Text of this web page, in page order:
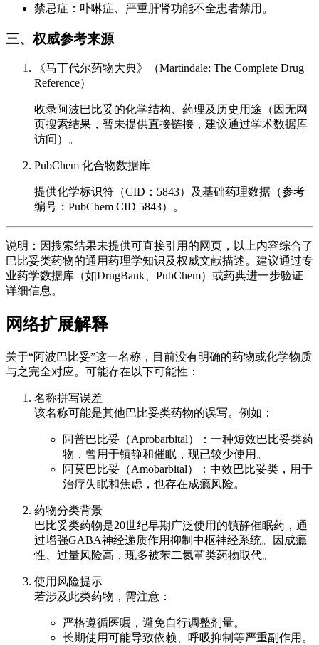
禁忌症：卟啉症、严重肝肾功能不全患者禁用。
三、权威参考来源
《马丁代尔药物大典》（Martindale: The Complete Drug
Reference）
收录阿波巴比妥的化学结构、药理及历史用途（因无网
页搜索结果，暂未提供直接链接，建议通过学术数据库
访问）。
PubChem 化合物数据库
提供化学标识符（CID：5843）及基础药理数据（参考
编号：PubChem CID 5843）。
说明：因搜索结果未提供可直接引用的网页，以上内容综合了
巴比妥类药物的通用药理学知识及权威文献描述。建议通过专
业药学数据库（如DrugBank、PubChem）或药典进一步验证
详细信息。
网络扩展解释
关于“阿波巴比妥”这一名称，目前没有明确的药物或化学物质
与之完全对应。可能存在以下可能性：
名称拼写误差
该名称可能是其他巴比妥类药物的误写。例如：
阿普巴比妥（Aprobarbital）：一种短效巴比妥类药
物，曾用于镇静和催眠，现已较少使用。
阿莫巴比妥（Amobarbital）：中效巴比妥类，用于
治疗失眠和焦虑，也存在成瘾风险。
药物分类背景
巴比妥类药物是20世纪早期广泛使用的镇静催眠药，通
过增强GABA神经递质作用抑制中枢神经系统。因成瘾
性、过量风险高，现多被苯二氮䓬类药物取代。
使用风险提示
若涉及此类药物，需注意：
严格遵循医嘱，避免自行调整剂量。
长期使用可能导致依赖、呼吸抑制等严重副作用。